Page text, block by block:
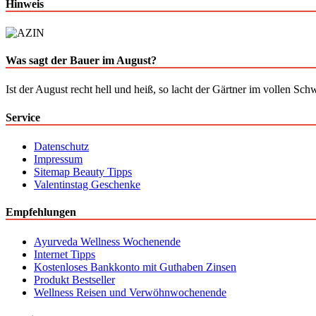
Hinweis
Was sagt der Bauer im August?
Ist der August recht hell und heiß, so lacht der Gärtner im vollen
Service
Datenschutz
Impressum
Sitemap Beauty Tipps
Valentinstag Geschenke
Empfehlungen
Ayurveda Wellness Wochenende
Internet Tipps
Kostenloses Bankkonto mit Guthaben Zinsen
Produkt Bestseller
Wellness Reisen und Verwöhnwochenende